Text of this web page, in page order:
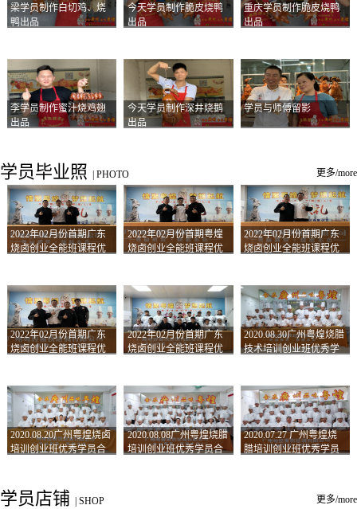
梁学员制作白切鸡、烧
鸭出品
今天学员制作脆皮烧鸭
出品
重庆学员制作脆皮烧鸭
出品
李学员制作蜜汁烧鸡翅
出品
今天学员制作深井烧鹅
出品
学员与师傅留影
学员毕业照 PHOTO 更多/more
2022年02月份首期广东
烧卤创业全能班课程优
2022年02月份首期粤煌
烧卤创业全能班课程优
2022年02月份首期广东
烧卤创业全能班课程优
2022年02月份首期广东
烧卤创业全能班课程优
2022年02月份首期广东
烧卤创业全能班课程优
2020.08.30广州粤煌烧腊
技术培训创业班优秀学
2020.08.20广州粤煌烧卤
培训创业班优秀学员合
2020.08.08广州粤煌烧腊
培训创业班优秀学员合
2020.07.27 广州粤煌烧
腊培训创业班优秀学员
学员店铺 SHOP 更多/more